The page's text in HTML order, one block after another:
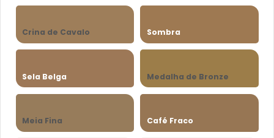
Crina de Cavalo Sombra
Sela Belga Medalha de Bronze
Meia Fina Café Fraco